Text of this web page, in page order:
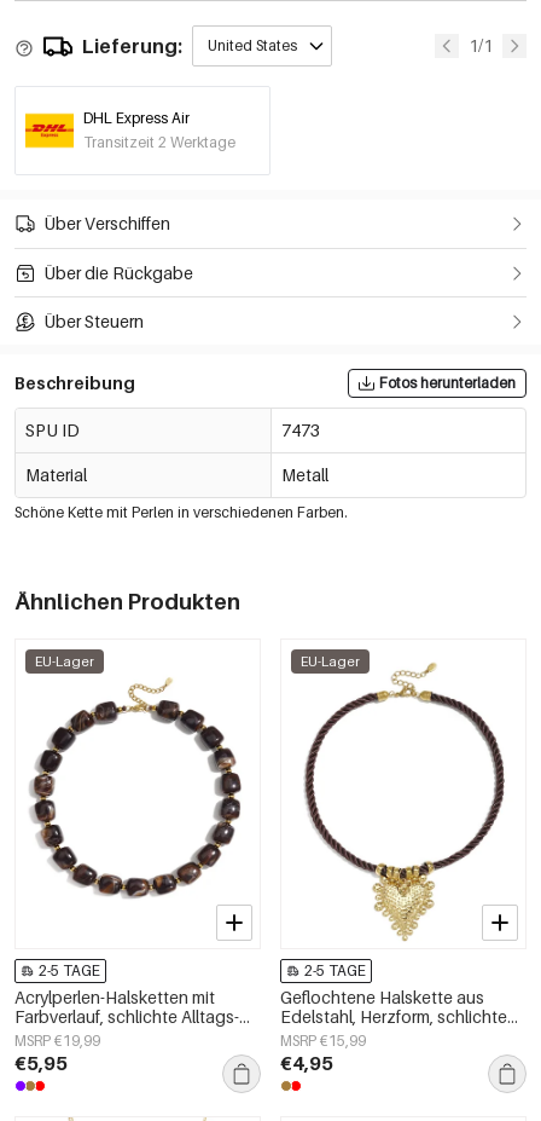
Lieferung: United States 1/1
DHL Express Air
Transitzeit 2 Werktage
Über Verschiffen
Über die Rückgabe
Über Steuern
Beschreibung Fotos herunterladen
SPU ID 7473
Material Metall
Schöne Kette mit Perlen in verschiedenen Farben.
Ähnlichen Produkten
EU-Lager
2-5 TAGE
Acrylperlen-Halsketten mit
Farbverlauf, schlichte Alltags-
Serie, Damenschmuck
MSRP €19,99
€5,95
EU-Lager
2-5 TAGE
Geflochtene Halskette aus
Edelstahl, Herzform, schlichte
Alltags-Serie, Damenschmuck
MSRP €15,99
€4,95